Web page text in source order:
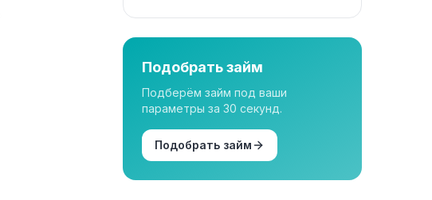
Подобрать займ
Подберём займ под ваши
параметры за 30 секунд.
Подобрать займ